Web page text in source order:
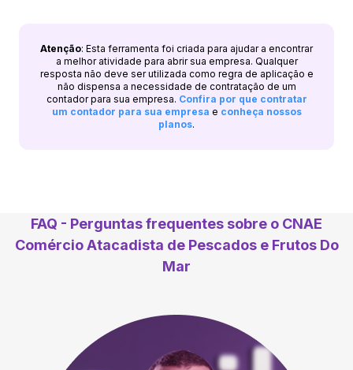
Atenção: Esta ferramenta foi criada para ajudar a encontrar
a melhor atividade para abrir sua empresa. Qualquer
resposta não deve ser utilizada como regra de aplicação e
não dispensa a necessidade de contratação de um
contador para sua empresa. Confira por que contratar
um contador para sua empresa e conheça nossos
planos.
FAQ - Perguntas frequentes sobre o CNAE
Comércio Atacadista de Pescados e Frutos Do
Mar